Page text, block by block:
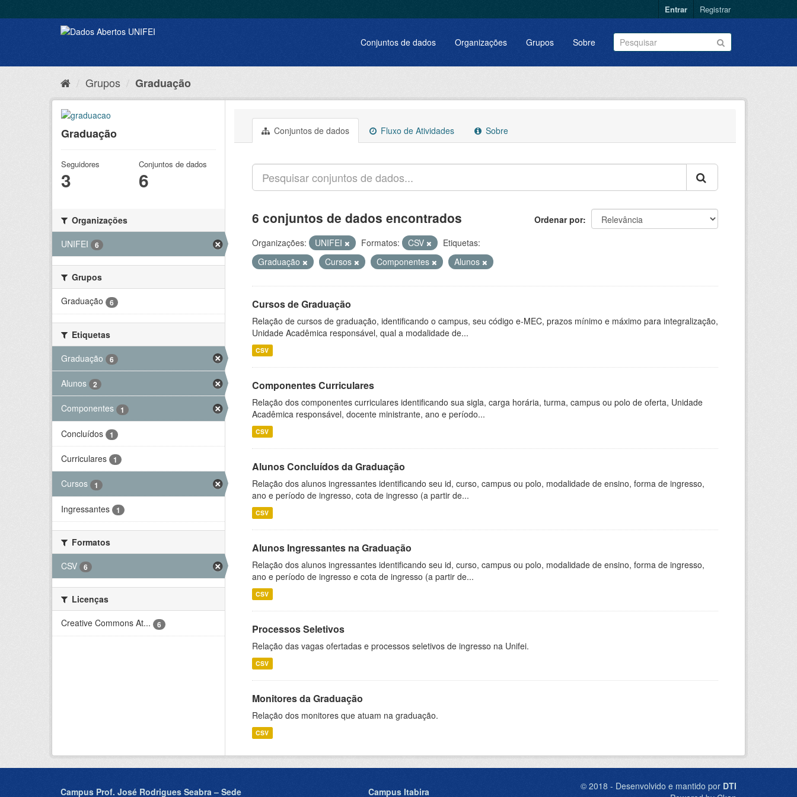
Entrar Registrar
Conjuntos de dados Organizações Grupos Sobre
Grupos Graduação
Graduação
Seguidores
3
Conjuntos de dados
6
Organizações
UNIFEI
6
Grupos
Graduação
6
Etiquetas
Graduação
6
Alunos 2
Componentes 1
Concluídos 1
Curriculares 1
Cursos 1
Ingressantes 1
Formatos
CSV
6
Licenças
Creative Commons At...
6
Conjuntos de dados Fluxo de Atividades Sobre
Ordenar por
6 conjuntos de dados encontrados
Organizações: UNIFEI Formatos: CSV
Etiquetas:
Graduação
Cursos Componentes Alunos
Cursos de Graduação
Relação de cursos de graduação, identificando o campus, seu código e-MEC, prazos mínimo e máximo para integralização,
Unidade Acadêmica responsável, qual a modalidade de...
CSV
Componentes Curriculares
Relação dos componentes curriculares identificando sua sigla, carga horária, turma, campus ou polo de oferta, Unidade
Acadêmica responsável, docente ministrante, ano e período...
CSV
Alunos Concluídos da Graduação
Relação dos alunos ingressantes identificando seu id, curso, campus ou polo, modalidade de ensino, forma de ingresso,
ano e período de ingresso, cota de ingresso (a partir de...
CSV
Alunos Ingressantes na Graduação
Relação dos alunos ingressantes identificando seu id, curso, campus ou polo, modalidade de ensino, forma de ingresso,
ano e período de ingresso e cota de ingresso (a partir de...
CSV
Processos Seletivos
Relação das vagas ofertadas e processos seletivos de ingresso na Unifei.
CSV
Monitores da Graduação
Relação dos monitores que atuam na graduação.
CSV
Campus Prof. José Rodrigues Seabra – Sede Campus Itabira © 2018 - Desenvolvido e mantido por DTI